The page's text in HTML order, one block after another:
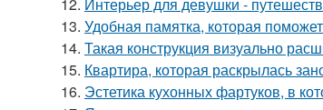
13. Удобная памятка, которая
14. Такая конструкция визуально
15. Квартира, которая раскрылась
16. Эстетика кухонных фартуков, в